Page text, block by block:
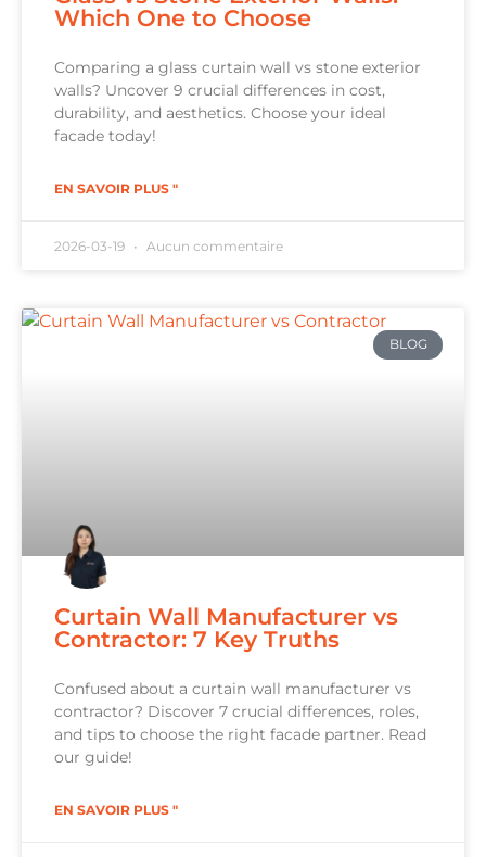
Which One to Choose
Comparing a glass curtain wall vs stone exterior
walls? Uncover 9 crucial differences in cost,
durability, and aesthetics. Choose your ideal
facade today!
EN SAVOIR PLUS "
2026-03-19 Aucun commentaire
BLOG
Curtain Wall Manufacturer vs
Contractor: 7 Key Truths
Confused about a curtain wall manufacturer vs
contractor? Discover 7 crucial differences, roles,
and tips to choose the right facade partner. Read
our guide!
EN SAVOIR PLUS "